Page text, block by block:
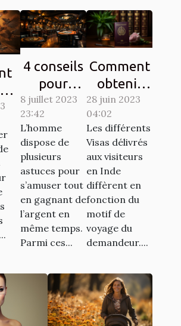
4 conseils
pour
gagner au
jeu de
casino
aviator
8 juillet 2023
23:42
L’homme
dispose de
plusieurs
astuces pour
s’amuser tout
en gagnant de
l’argent en
même temps.
Parmi ces...
Comment
obtenir
son visa
pour
l’inde ?
28 juin 2023
04:02
Les différents
Visas délivrés
aux visiteurs
en Inde
diffèrent en
fonction du
motif de
voyage du
demandeur....